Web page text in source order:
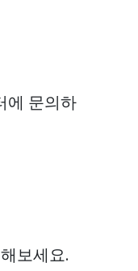
에 문의하
보세요.